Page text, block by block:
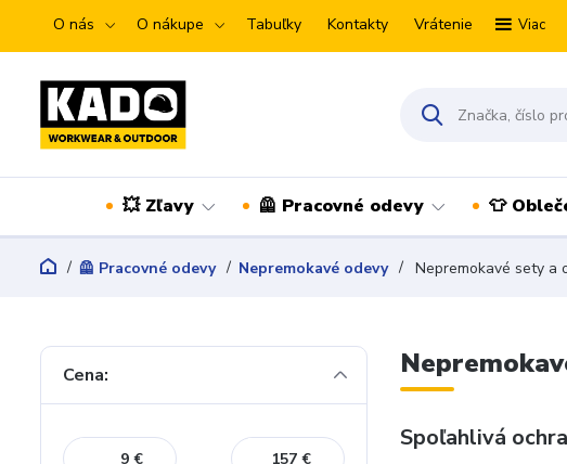
O nás O nákupe Tabuľky Kontakty Vrátenie Viac
💥 Zľavy 🦺 Pracovné odevy 👕
🦺 Pracovné odevy Nepremokavé odevy Nepremokavé sety a
Spoľahlivá
Cena:
€ €